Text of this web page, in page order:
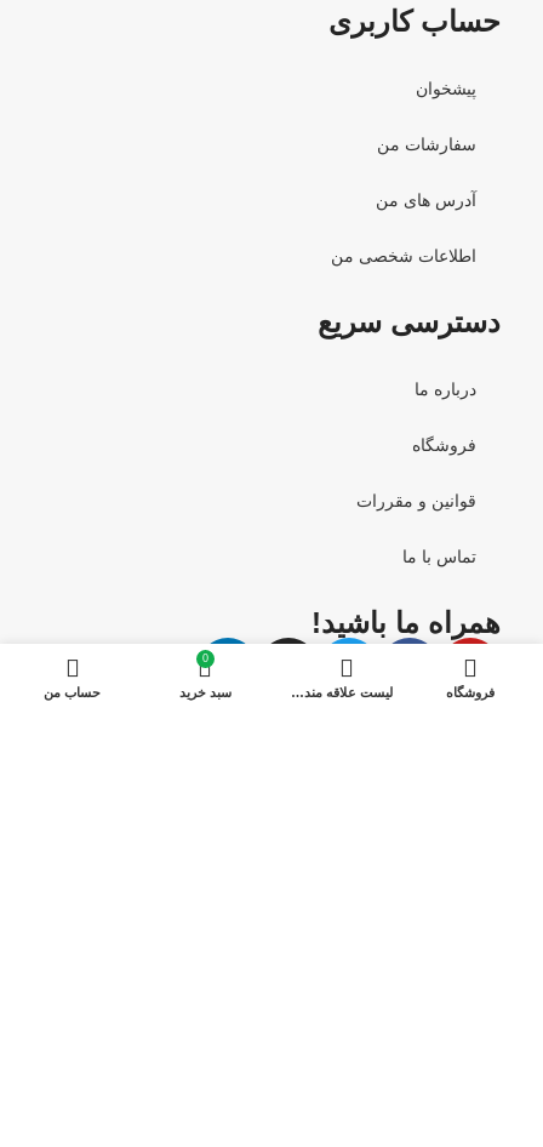
حساب کاربری
پیشخوان
سفارشات من
آدرس های من
اطلاعات شخصی من
دسترسی سریع
درباره ما
فروشگاه
قوانین و مقررات
تماس با ما
همراه ما باشید!
فروشگاه لیست علاقه مندی ها
0
سبد خرید حساب من